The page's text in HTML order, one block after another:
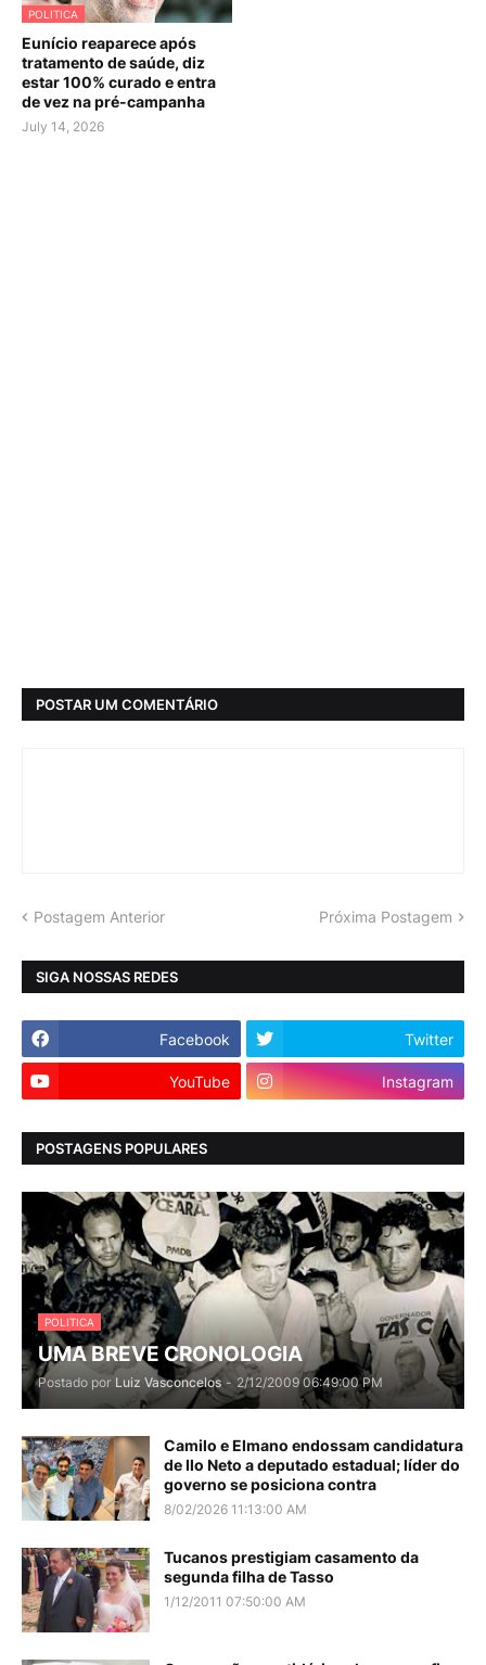
POLITICA
Eunício reaparece após
tratamento de saúde, diz
estar 100% curado e entra
de vez na pré-campanha
July 14, 2026
POSTAR UM COMENTÁRIO
Postagem Anterior Próxima Postagem
SIGA NOSSAS REDES
Facebook Twitter
YouTube Instagram
POSTAGENS POPULARES
POLITICA
UMA BREVE CRONOLOGIA
Postado por Luiz Vasconcelos - 2/12/2009 06:49:00 PM
Camilo e Elmano endossam candidatura
de Ilo Neto a deputado estadual; líder do
governo se posiciona contra
8/02/2026 11:13:00 AM
Tucanos prestigiam casamento da
segunda filha de Tasso
1/12/2011 07:50:00 AM